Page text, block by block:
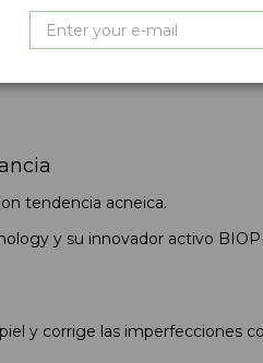
de
y oftalmológico.
tendencia acneica.
y su innovador activo
y corrige las imperfecciones